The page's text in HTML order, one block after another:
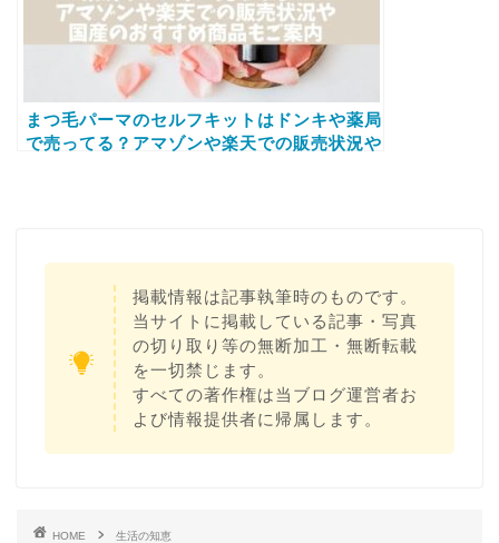
まつ毛パーマのセルフキットはドンキや薬局
で売ってる？アマゾンや楽天での販売状況や
掲載情報は記事執筆時のものです。
当サイトに掲載している記事・写真
の切り取り等の無断加工・無断転載
を一切禁じます。
すべての著作権は当ブログ運営者お
よび情報提供者に帰属します。
HOME
生活の知恵